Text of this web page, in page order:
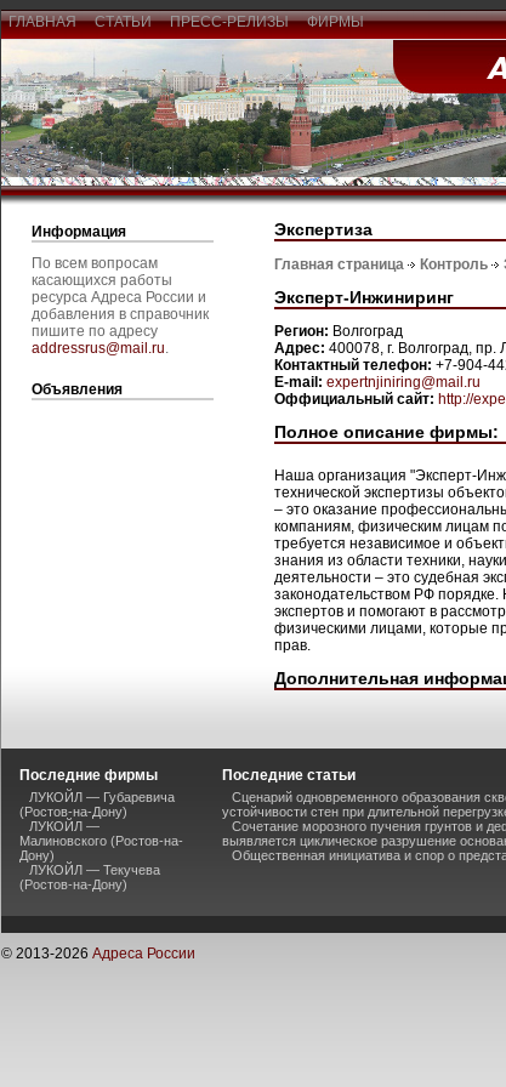
ГЛАВНАЯ СТАТЬИ ПРЕСС-РЕЛИЗЫ ФИРМЫ
Информация
По всем вопросам
касающихся работы
ресурса Адреса России и
добавления в справочник
пишите по адресу
addressrus@mail.ru.
Объявления
Экспертиза
Главная страница Контроль
Эксперт-Инжиниринг
Регион: Волгоград
Адрес: 400078, г. Волгоград, пр.
Контактный телефон: +7-904-
E-mail: expertnjiniring@mail.ru
Оффициальный сайт: http://
Полное описание фирмы:
Наша организация "Эксперт-
технической экспертизы
– это оказание
компаниям, физическим лицам
требуется независимое и
знания из области техники,
деятельности – это судебная
законодательством РФ
экспертов и помогают в
физическими лицами, которые
прав.
Дополнительная
Последние фирмы
ЛУКОЙЛ — Губаревича
(Ростов-на-Дону)
ЛУКОЙЛ —
Малиновского (Ростов-на-
Дону)
ЛУКОЙЛ — Текучева
(Ростов-на-Дону)
Последние статьи
Сценарий одновременного образования
устойчивости стен при длительной
Сочетание морозного пучения грунтов и
выявляется циклическое разрушение
Общественная инициатива и спор о
© 2013-2026 Адреса России